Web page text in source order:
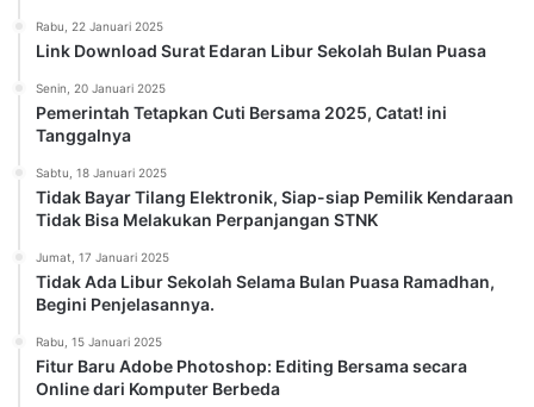
Rabu, 22 Januari 2025
Link Download Surat Edaran Libur Sekolah Bulan Puasa
Senin, 20 Januari 2025
Pemerintah Tetapkan Cuti Bersama 2025, Catat! ini
Tanggalnya
Sabtu, 18 Januari 2025
Tidak Bayar Tilang Elektronik, Siap-siap Pemilik Kendaraan
Tidak Bisa Melakukan Perpanjangan STNK
Jumat, 17 Januari 2025
Tidak Ada Libur Sekolah Selama Bulan Puasa Ramadhan,
Begini Penjelasannya.
Rabu, 15 Januari 2025
Fitur Baru Adobe Photoshop: Editing Bersama secara
Online dari Komputer Berbeda